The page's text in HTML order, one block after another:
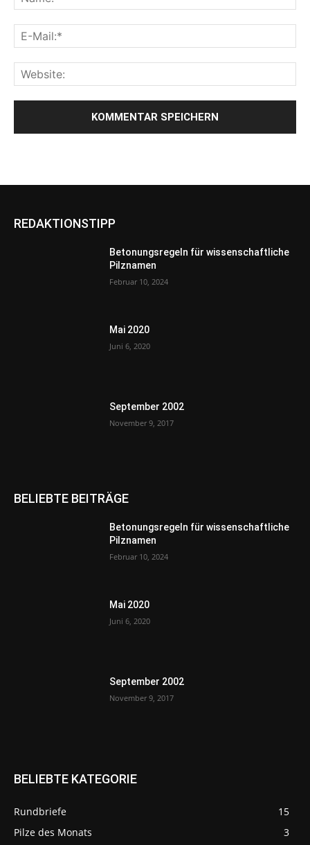
REDAKTIONSTIPP
Betonungsregeln für wissenschaftliche
Pilznamen
Februar 10, 2024
Mai 2020
Juni 6, 2020
September 2002
November 9, 2017
BELIEBTE BEITRÄGE
Betonungsregeln für wissenschaftliche
Pilznamen
Februar 10, 2024
Mai 2020
Juni 6, 2020
September 2002
November 9, 2017
BELIEBTE KATEGORIE
Rundbriefe
15
Pilze des Monats
3